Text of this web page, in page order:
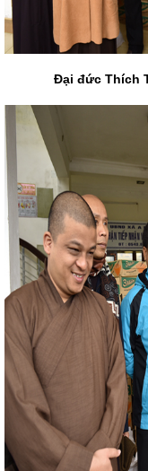
Đại đức Thích